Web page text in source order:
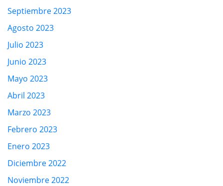
Septiembre 2023
Agosto 2023
Julio 2023
Junio 2023
Mayo 2023
Abril 2023
Marzo 2023
Febrero 2023
Enero 2023
Diciembre 2022
Noviembre 2022